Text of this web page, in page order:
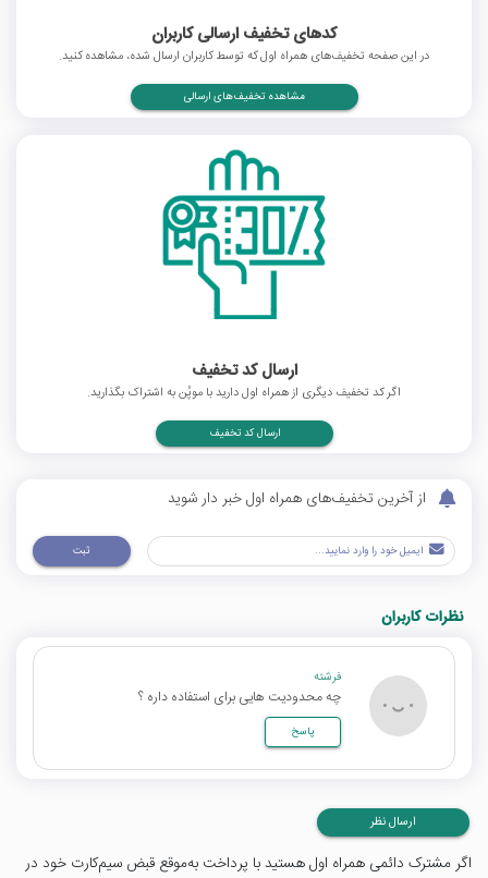
کدهای تخفیف ارسالی کاربران
در این صفحه تخفیف‌های همراه اول که توسط کاربران ارسال شده، مشاهده کنید.
مشاهده تخفیف‌های ارسالی
ارسال کد تخفیف
اگر کد تخفیف دیگری از همراه اول دارید با موپُن به اشتراک بگذارید.
ارسال کد تخفیف
از آخرین تخفیف‌های همراه اول خبر دار شوید
ثبت
نظرات کاربران
فرشته
چه محدودیت هایی برای استفاده داره ؟
پاسخ
ارسال نظر
اگر مشترک دائمی همراه اول هستید با پرداخت به‌موقع قبض سیم‌کارت خود در